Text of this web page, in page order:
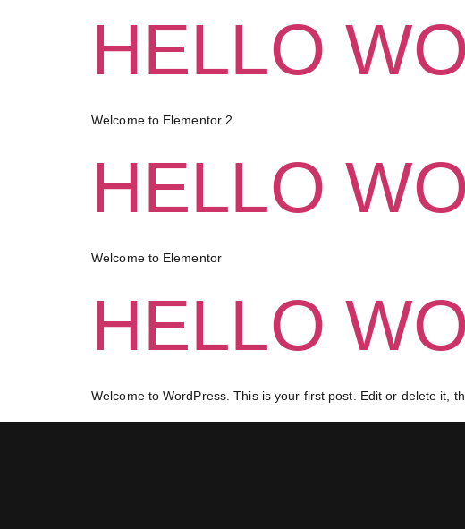
HELLO
Welcome to Elementor 2
HELLO
Welcome to Elementor
HELLO
Welcome to WordPress. This is your first post. Edit or delete it,